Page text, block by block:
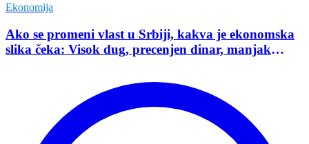
Ekonomija
Ako se promeni vlast u Srbiji, kakva je ekonomska
slika čeka: Visok dug, precenjen dinar, manjak